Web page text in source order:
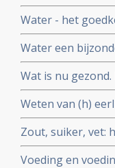
Water - het
Water een
Wat is nu
Weten van (h)
gezondheid
Zout, suiker, vet:
Moss
Voeding en